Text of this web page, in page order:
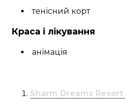
тенісний корт
Краса і лікування
анімація
Sharm Dreams Resort